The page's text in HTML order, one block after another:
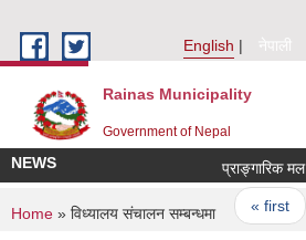
English
नेपाली
Rainas Municipality
Government of Nepal
NEWS
Pages
« first
You are here
Home » विध्यालय संचालन सम्बन्धमा